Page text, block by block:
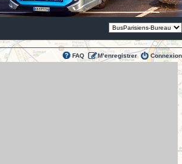
FAQ M’enregistrer Connexion